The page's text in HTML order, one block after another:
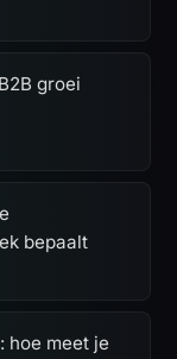
groei
bepaalt
hoe meet je